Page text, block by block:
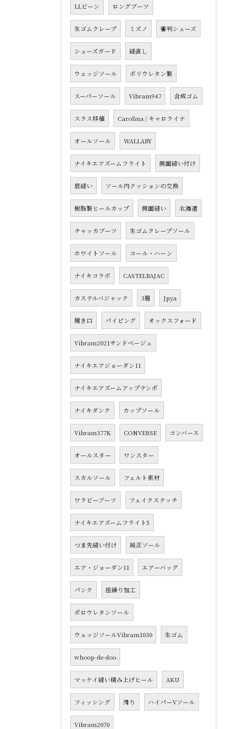
LLビーン ロングブーツ
生ゴムクレープ ミズノ 審判シューズ
シューズガード 縫直し
ウェッジソール ポリウレタン製
スーパーソール Vibram947 合成ゴム
スラス移植 Carolina / キャロライナ
オールソール WALLABY
ナイキエアズームフライト 側面縫い付け
底縫い ソール内クッションの交換
樹脂製ヒールカップ 側面縫い 北海道
チャッカブーツ 生ゴムクレープソール
ホワイトソール コール・ハーン
ナイキコラボ CASTELBAJAC
カステルバジャック 3層 Jpya
履き口 パイピング オックスフォード
Vibram2021サンドベージュ
ナイキエアジョーダン11
ナイキエアズームアップテンポ
ナイキダンク カップソール
Vibram377K CONVERSE コンバース
オールスター ワンスター
スカルソール フェルト素材
ワラビーブーツ フェイクステッチ
ナイキエアズームフライト5
つま先縫い付け 純正ソール
エア・ジョーダン11 エアーバッグ
パンク 座繰り加工
ポロウレタンソール
ウェッジソールVibram1030 生ゴム
whoop-de-doo
マッケイ縫い積み上げヒール AKU
フィッシング 滑り ハイパーVソール
Vibram2070